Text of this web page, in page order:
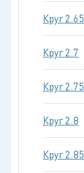
Круг 2.65
Круг 2.7
Круг 2.75
Круг 2.8
Круг 2.85